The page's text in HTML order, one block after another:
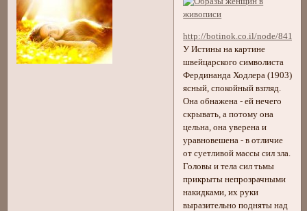
http://botinok.co.il/node/84140
У Истины на картине
швейцарского символиста
Фердинанда Ходлера (1903)
ясный, спокойный взгляд.
Она обнажена - ей нечего
скрывать, а потому она
цельна, она уверена и
уравновешена - в отличие
от суетливой массы сил зла.
Головы и тела сил тьмы
прикрыты непрозрачными
накидками, их руки
выразительно подняты над